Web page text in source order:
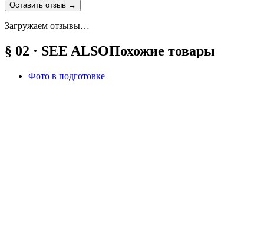
Оставить отзыв →
Загружаем отзывы…
§ 02 · SEE ALSOПохожие товары
Фото в подготовке